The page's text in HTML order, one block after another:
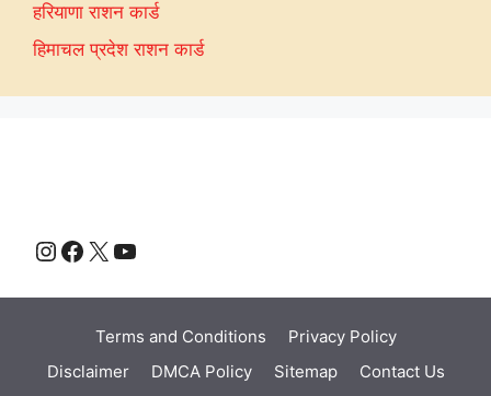
हरियाणा राशन कार्ड
हिमाचल प्रदेश राशन कार्ड
Instagram
Facebook
X YouTube
Terms and Conditions
Privacy Policy
Disclaimer
DMCA Policy Sitemap Contact Us